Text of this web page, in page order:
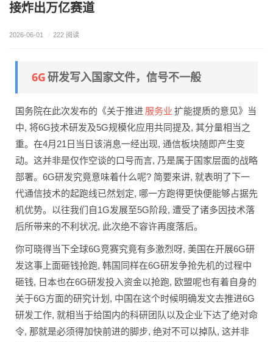
接炸出万亿赛道
2026-06-01 / 222 阅读
6G 研发写入国家文件，信号不一般
国务院在此次发布的《关于推进 服务业 扩能提质的意见》当
中, 将6G技术研发及5G规模化应用共同提及, 其分量相当之
重。在4月21日当日该消息一经出现, 通信板块随即产生变
动。这并非是仅作空谈的口号而言, 乃是属于国家层面的战略
部署。6G研发究竟意味着什么呢? 简要来讲, 就表明了下一
代通信技术的起跑线已然划定, 哪一方跑得更快便能够占据先
机优势。以往我们自1G发展至5G阶段, 遭受了诸多因技术落
后所带来的不利状况, 此次绝不容许再度落后。
你可晓得当下全球6G竞赛究竟有多激烈呀, 美国在开展6G研
发这事上面砸钱抢跑, 韩国同样在6G研发争抢先机的过程中
砸钱, 日本也在6G研发投入资金以抢跑, 欧盟呢也有着自身的
关于6G方面的研究计划, 中国在这个时候明确发文去推进6G
研发工作, 就相当于给国内的科研团队以及企业下达了绝对命
令, 那就是必须得加快前进的脚步, 绝对不可以掉队, 这并非